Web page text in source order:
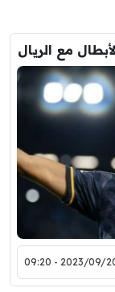
مع الريال
2023/09/20 -